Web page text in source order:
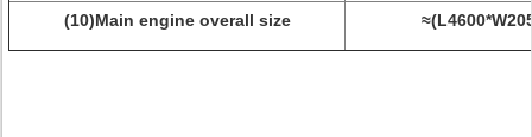
(10)Main engine overall size